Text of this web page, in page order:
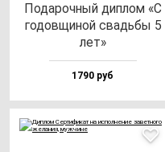
Пода­роч­ный дип­лом «С
го­дов­щи­ной свадь­бы 5
лет»
1790 руб